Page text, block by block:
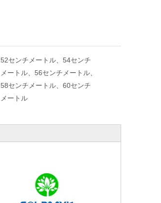
52センチメートル、54センチ
メートル、56センチメートル、
58センチメートル、60センチ
メートル